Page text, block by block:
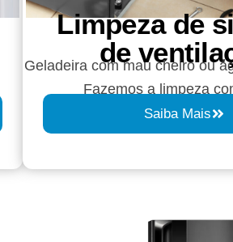
Limpeza de
de
Geladeira com mau cheiro ou
Fazemos a limpeza
Saiba Mais